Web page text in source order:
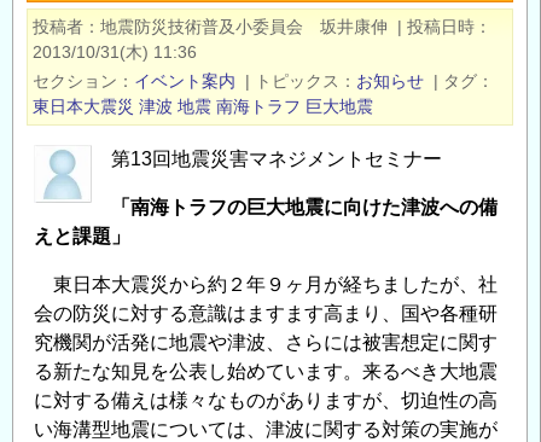
法
人
洋
研
究
開
機
構
超
先
鋭
研
究
投稿者 地震防災技術普及小委員会 坂井康伸 | 投稿日時
2013/10/31(木) 11:36
セクション
イベント案内 | トピックス お知らせ | タグ
東日本大震災 津波 地震 南海トラフ 巨大地震
第13回地震災害マネジメントセミナー
「南海トラフの巨大地震に向けた津波への備
えと課題」
東日本大震災から約２年９ヶ月が経ちましたが、社
会の防災に対する意識はますます高まり、国や各種研
究機関が活発に地震や津波、さらには被害想定に関す
る新たな知見を公表し始めています。来るべき大地震
に対する備えは様々なものがありますが、切迫性の高
い海溝型地震については、津波に関する対策の実施が